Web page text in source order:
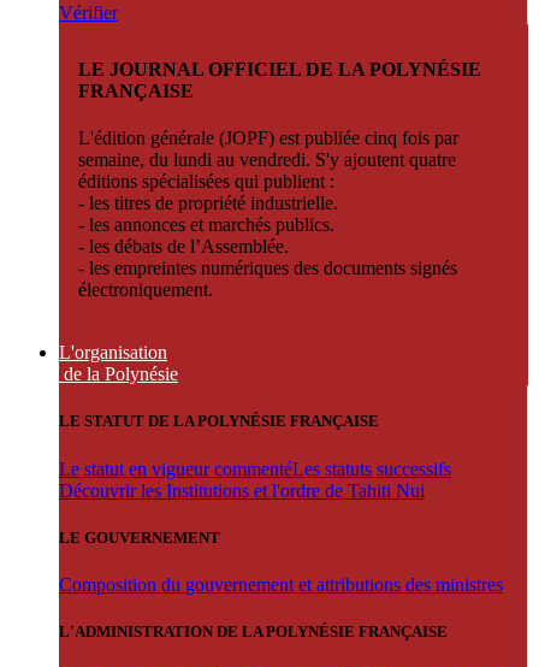
Vérifier
LE JOURNAL OFFICIEL DE LA POLYNÉSIE
FRANÇAISE
L'édition générale (JOPF) est publiée cinq fois par
semaine, du lundi au vendredi. S'y ajoutent quatre
éditions spécialisées qui publient :
- les titres de propriété industrielle.
- les annonces et marchés publics.
- les débats de l’Assemblée.
- les empreintes numériques des documents signés
électroniquement.
L'organisation
de la Polynésie
LE STATUT DE LA POLYNÉSIE FRANÇAISE
Le statut en vigueur commentéLes statuts successifs
Découvrir les Institutions et l'ordre de Tahiti Nui
LE GOUVERNEMENT
Composition du gouvernement et attributions des ministres
L'ADMINISTRATION DE LA POLYNÉSIE FRANÇAISE